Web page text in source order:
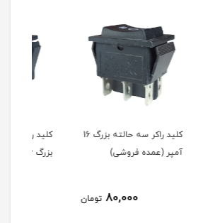
کلید راکر سه حالته بزرگ 16
کلید راکر دو حالته چراغدار
بزرگ 6 آمپر (تک فروشی)
50,000